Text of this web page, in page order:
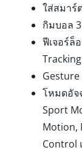
ใส่สมาร์
กิมบอล
ฟีเจอร์ล็
โหมดอัจ
Sport
Motion,
Control